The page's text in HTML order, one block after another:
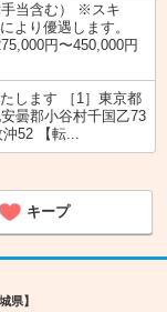
手当含む） ※スキ
より優遇します。
円〜450,000円
します ［1］東京都
曇郡小谷村千国乙73
52 【転...
キープ
県】